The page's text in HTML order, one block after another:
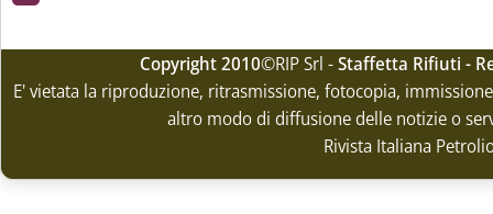
Copyright 2010©RIP Srl -Staffetta Rifiuti -
E' vietata la riproduzione, ritrasmissione, fotocopia,
altro modo di diffusione delle notizie o
Rivista Italiana